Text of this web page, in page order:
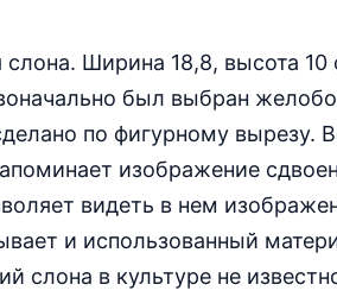
слона. Ширина 18,8, высота
был выбран
по фигурному вырезу.
изображение
видеть в нем
и использованный
слона в культуре не